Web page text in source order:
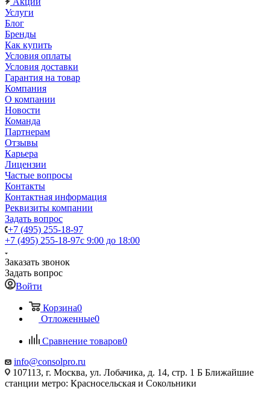
Услуги
Блог
Бренды
Как купить
Условия оплаты
Условия доставки
Гарантия на товар
Компания
О компании
Новости
Команда
Партнерам
Отзывы
Карьера
Лицензии
Частые вопросы
Контакты
Контактная информация
Реквизиты компании
Задать вопрос
+7 (495) 255-18-97
+7 (495) 255-18-97с 9:00 до 18:00
Заказать звонок
Задать вопрос
Войти
Корзина0
Отложенные0
Сравнение товаров0
info@consolpro.ru
107113, г. Москва, ул. Лобачика, д. 14, стр. 1 Б Ближайшие
станции метро: Красносельская и Сокольники